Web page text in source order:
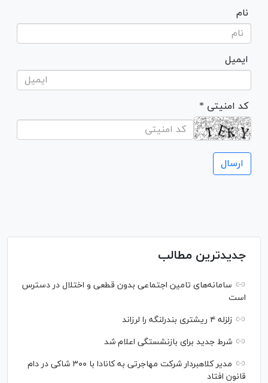
نام
ایمیل
* کد امنیتی
جدیدترین مطالب
سامانه‌های تامین اجتماعی بدون قطعی و اختلال در دسترس
است
زلزله ۴ ریشتری بندرلنگه را لرزاند
شرط جدید برای بازنشستگی اعلام شد
مدیر کلاهبردار شرکت مهاجرتی به کانادا با ۳۰۰ شاکی در دام
قانون افتاد